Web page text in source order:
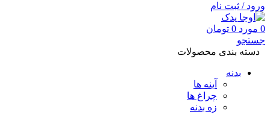
ورود / ثبت نام
0 مورد 0 تومان
جستجو
دسته بندی محصولات
بدنه
آینه ها
چراغ ها
زه بدنه